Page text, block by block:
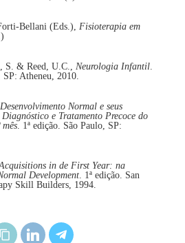
Bellani (Eds.), Fisioterapia em
S. & Reed, U.C., Neurologia Infantil.
Atheneu, 2010.
Normal e seus
e Tratamento Precoce do
. 1ª edição. São Paulo, SP:
in de First Year: na
Development. 1ª edição. San
Skill Builders, 1994.